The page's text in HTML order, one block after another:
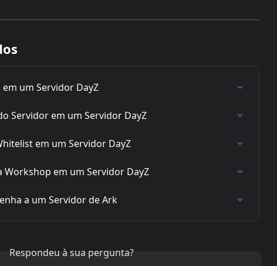
um Servidor DayZ
Servidor em um Servidor DayZ
em um Servidor DayZ
Workshop em um Servidor DayZ
a um Servidor de Ark
Respondeu à sua pergunta?